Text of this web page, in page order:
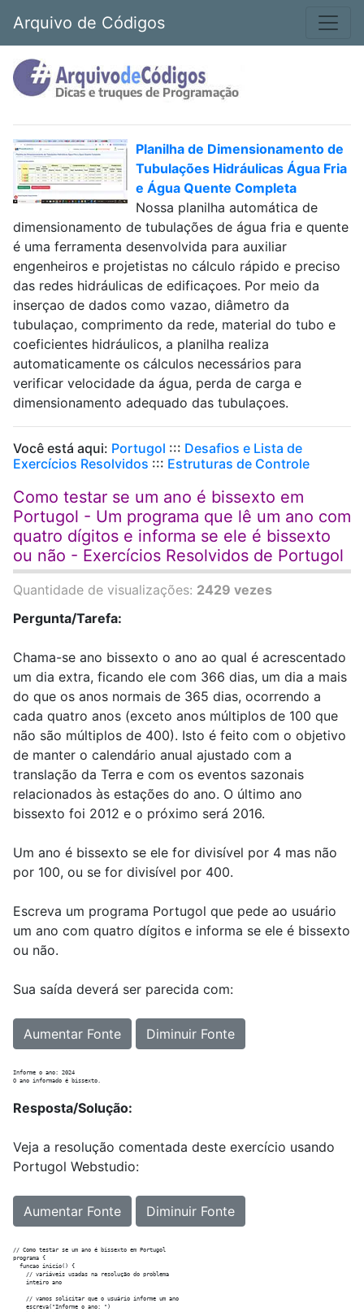
Arquivo de Códigos
Planilha de Dimensionamento de
Tubulações Hidráulicas Água Fria
e Água Quente Completa
Nossa planilha automática de
dimensionamento de tubulações de água fria e quente
é uma ferramenta desenvolvida para auxiliar
engenheiros e projetistas no cálculo rápido e preciso
das redes hidráulicas de edificaçoes. Por meio da
inserçao de dados como vazao, diâmetro da
tubulaçao, comprimento da rede, material do tubo e
coeficientes hidráulicos, a planilha realiza
automaticamente os cálculos necessários para
verificar velocidade da água, perda de carga e
dimensionamento adequado das tubulaçoes.
Você está aqui: Portugol ::: Desafios e Lista de
Exercícios Resolvidos ::: Estruturas de Controle
Como testar se um ano é bissexto em
Portugol - Um programa que lê um ano com
quatro dígitos e informa se ele é bissexto
ou não - Exercícios Resolvidos de Portugol
Quantidade de visualizações: 2429 vezes
Pergunta/Tarefa:
Chama-se ano bissexto o ano ao qual é acrescentado
um dia extra, ficando ele com 366 dias, um dia a mais
do que os anos normais de 365 dias, ocorrendo a
cada quatro anos (exceto anos múltiplos de 100 que
não são múltiplos de 400). Isto é feito com o objetivo
de manter o calendário anual ajustado com a
translação da Terra e com os eventos sazonais
relacionados às estações do ano. O último ano
bissexto foi 2012 e o próximo será 2016.
Um ano é bissexto se ele for divisível por 4 mas não
por 100, ou se for divisível por 400.
Escreva um programa Portugol que pede ao usuário
um ano com quatro dígitos e informa se ele é bissexto
ou não.
Sua saída deverá ser parecida com:
Aumentar Fonte Diminuir Fonte
Informe o ano: 2024
Resposta/Solução:
Veja a resolução comentada deste exercício usando
Portugol Webstudio:
Aumentar Fonte Diminuir Fonte
// Como testar se um ano é bissexto em Portugol
programa {
  funcao inicio() {
    // variáveis usadas na resolução do problema
    inteiro ano
    // vamos solicitar que o usuário informe um ano
    escreva("Informe o ano: ")